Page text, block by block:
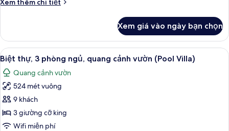
ngủ,
vườn
(Pool
Villa)
Biệt
thự,
2
phòng
ngủ,
quang
vườn
(Pool
Villa)
Xem giá vào ngày bạn chọn
Xem
tất
cả
ảnh
Biệt
thự,
3
Bộ đồ giường cao cấp, minibar, két
8
Biệt thự, 3 phòng ngủ, quang cảnh vườn (Pool Villa)
Quang cảnh vườn
524 mét vuông
9 khách
3 giường cỡ king
Wifi miễn phí